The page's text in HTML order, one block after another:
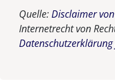
Quelle:Disclaimer
Internetrecht von
Datenschutzerklärung